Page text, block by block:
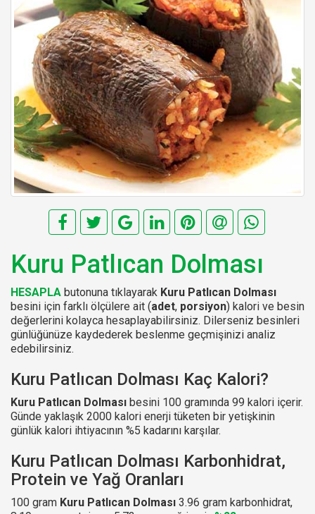
Kuru Patlıcan Dolması
HESAPLA butonuna tıklayarak Kuru Patlıcan Dolması
besini için farklı ölçülere ait (adet, porsiyon) kalori ve besin
değerlerini kolayca hesaplayabilirsiniz. Dilerseniz besinleri
günlüğünüze kaydederek beslenme geçmişinizi analiz
edebilirsiniz.
Kuru Patlıcan Dolması Kaç Kalori?
Kuru Patlıcan Dolması besini 100 gramında 99 kalori içerir.
Günde yaklaşık 2000 kalori enerji tüketen bir yetişkinin
günlük kalori ihtiyacının %5 kadarını karşılar.
Kuru Patlıcan Dolması Karbonhidrat,
Protein ve Yağ Oranları
100 gram Kuru Patlıcan Dolması 3.96 gram karbonhidrat,